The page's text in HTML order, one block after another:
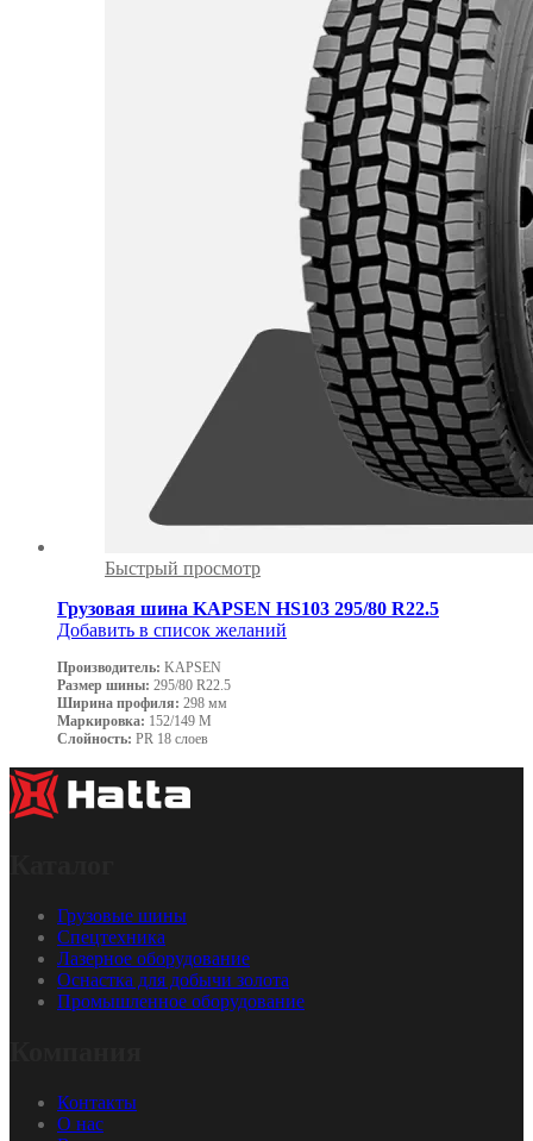
Быстрый просмотр
Грузовая шина KAPSEN HS103 295/80 R22.5
Добавить в список желаний
Производитель: KAPSEN
Размер шины: 295/80 R22.5
Ширина профиля: 298 мм
Маркировка: 152/149 M
Слойность: PR 18 слоев
Грузовые шины
Cпецтехника
Лазерное оборудование
Оснастка для добычи золота
Промышленное оборудование
Контакты
О нас